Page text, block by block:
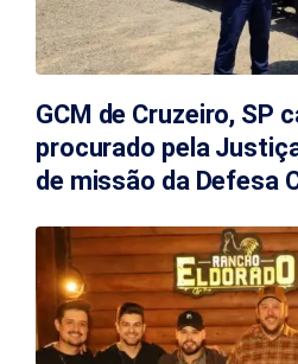
GCM de Cruzeiro, SP
procurado pela
de missão da Defesa